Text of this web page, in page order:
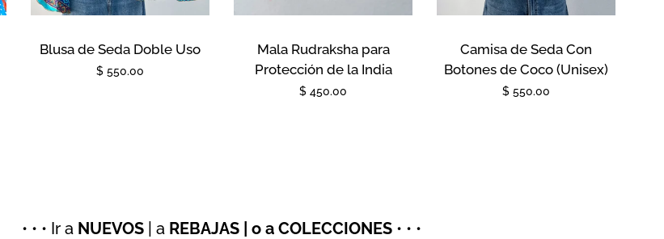
Blusa de Seda Doble Uso
Precio
$ 550.00
Mala Rudraksha para
Protección de la India
Precio
$ 450.00
Camisa de Seda Con
Botones de Coco (Unisex)
Precio
$ 550.00
• • • Ir a NUEVOS | a REBAJAS | o a COLECCIONES • • •